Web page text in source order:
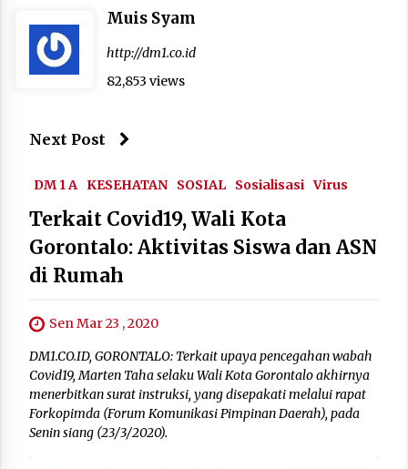
Muis Syam
http://dm1.co.id
82,853 views
Next Post
DM 1 A KESEHATAN SOSIAL Sosialisasi Virus
Terkait Covid19, Wali Kota
Gorontalo: Aktivitas Siswa dan ASN
di Rumah
Sen Mar 23 , 2020
DM1.CO.ID, GORONTALO: Terkait upaya pencegahan wabah
Covid19, Marten Taha selaku Wali Kota Gorontalo akhirnya
menerbitkan surat instruksi, yang disepakati melalui rapat
Forkopimda (Forum Komunikasi Pimpinan Daerah), pada
Senin siang (23/3/2020).